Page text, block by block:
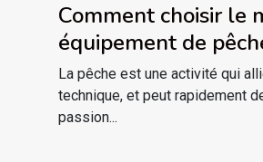
Comment choisir le
équipement de
débutants
La pêche est une activité qui
technique, et peut rapidement
passion...